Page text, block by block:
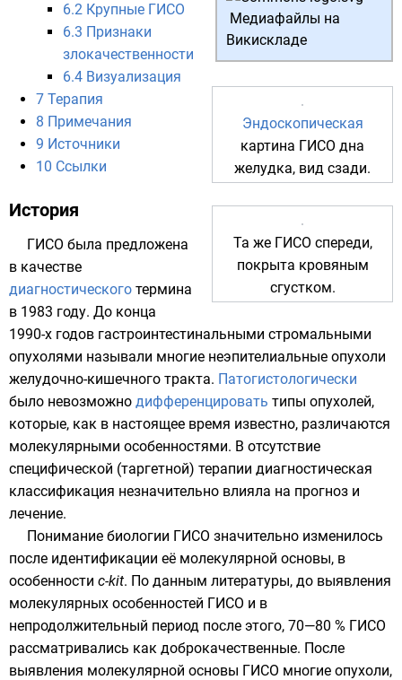
Медиафайлы на
Викискладе
Эндоскопическая
картина ГИСО дна
желудка, вид сзади.
Та же ГИСО спереди,
покрыта кровяным
сгустком.
6.2 Крупные ГИСО
6.3 Признаки
злокачественности
6.4 Визуализация
7 Терапия
8 Примечания
9 Источники
10 Ссылки
История
ГИСО была предложена
в качестве
диагностического термина
в 1983 году. До конца
1990-х годов гастроинтестинальными стромальными
опухолями называли многие неэпителиальные опухоли
желудочно-кишечного тракта. Патогистологически
было невозможно дифференцировать типы опухолей,
которые, как в настоящее время известно, различаются
молекулярными особенностями. В отсутствие
специфической (таргетной) терапии диагностическая
классификация незначительно влияла на прогноз и
лечение.
Понимание биологии ГИСО значительно изменилось
после идентификации её молекулярной основы, в
особенности c-kit. По данным литературы, до выявления
молекулярных особенностей ГИСО и в
непродолжительный период после этого, 70—80 % ГИСО
рассматривались как доброкачественные. После
выявления молекулярной основы ГИСО многие опухоли,